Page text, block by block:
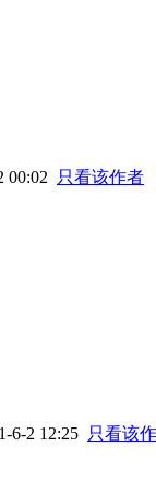
00:02
只看该作者
6-2 12:25 只看该